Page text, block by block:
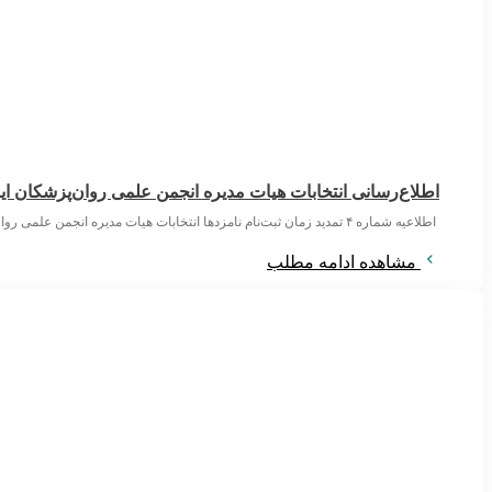
اطلاع‌رسانی انتخابات هیات مدیره انجمن علمی روان‌پزشکان
اطلاعیه شماره ۴ تمدید زمان ثبت‌نام نامزدها انتخابات هیات مدیره انجمن علمی روان‌پزشکان ایران ۱۴۰۵/۵/۶ اعضای محترم انجمن علمی روان‌پزشکان ایران با توجه به
مشاهده ادامه مطلب